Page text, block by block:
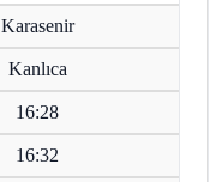
Karasenir
Kanlıca
16:28
16:32